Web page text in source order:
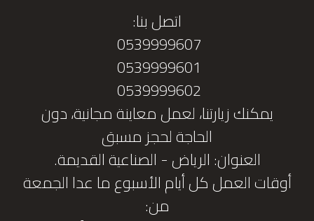
اتصل بنا:
0539999607
0539999601
0539999602
يمكنك زيارتنا، لعمل معاينة مجانية، دون
الحاجة لحجز مسبق
العنوان: الرياض - الصناعية القديمة.
أوقات العمل كل أيام الأسبوع ما عدا الجمعة
من: